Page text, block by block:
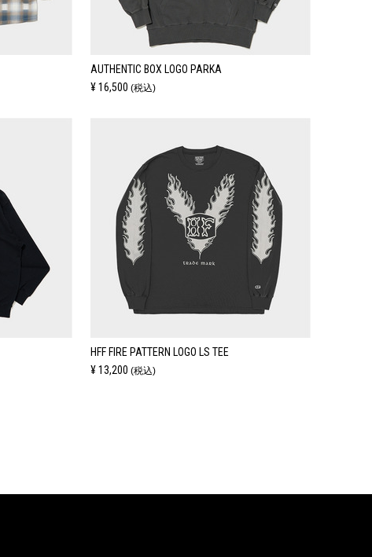
AUTHENTIC BOX LOGO PARKA
¥ 16,500 (税込)
HFF FIRE PATTERN LOGO LS TEE
¥ 13,200 (税込)